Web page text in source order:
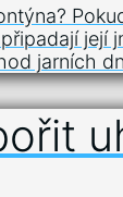
její
jarních